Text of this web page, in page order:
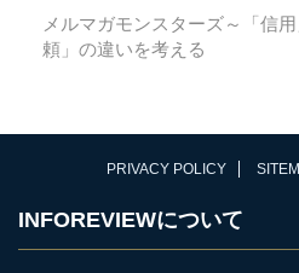
のタイトルは、 Claude
Mythosという衝撃世界が大騒
メルマガモンスターズ～「信
頼」の違いを考える
PRIVACY POLICY
INFOREVIEWについて